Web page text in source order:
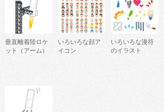
垂直離着陸ロケ
ット（アーム）
いろいろな顔ア
イコン
いろいろな漫符
のイラスト